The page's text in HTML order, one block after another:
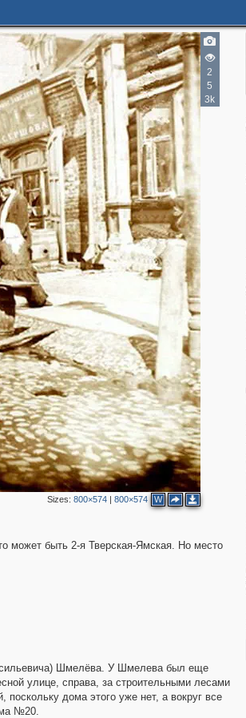
2
5
3k
Sizes: 800×574| 800×574 W
может быть 2-я Тверская-Ямская. Но место
Шмелёва. У Шмелева был еще
улице, справа, за строительными лесами
дома этого уже нет, а вокруг все
№20.